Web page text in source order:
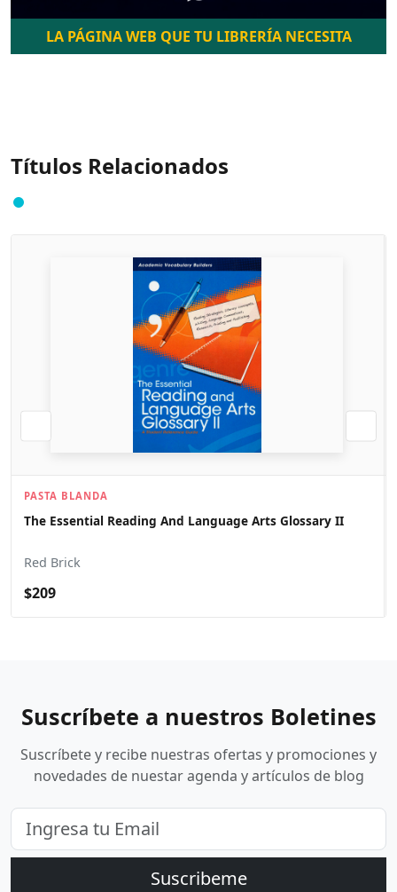
LA PÁGINA WEB QUE TU LIBRERÍA NECESITA
Títulos Relacionados
PASTA BLANDA
The Essential Reading And Language Arts Glossary II
Red Brick
$209
Suscríbete a nuestros Boletines
Suscríbete y recibe nuestras ofertas y promociones y
novedades de nuestar agenda y artículos de blog
Suscribeme